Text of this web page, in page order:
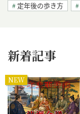
定年後の歩き方
新着記事
NEW